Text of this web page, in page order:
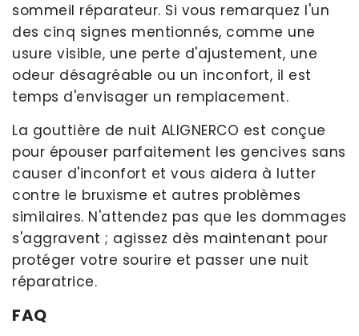
sommeil réparateur. Si vous remarquez l'un
des cinq signes mentionnés, comme une
usure visible, une perte d'ajustement, une
odeur désagréable ou un inconfort, il est
temps d'envisager un remplacement.
La gouttière de nuit ALIGNERCO est conçue
pour épouser parfaitement les gencives sans
causer d'inconfort et vous aidera à lutter
contre le bruxisme et autres problèmes
similaires. N'attendez pas que les dommages
s'aggravent ; agissez dès maintenant pour
protéger votre sourire et passer une nuit
réparatrice.
FAQ